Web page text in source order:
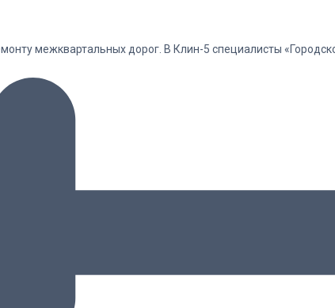
межквартальных дорог. В Клин-5 специалисты